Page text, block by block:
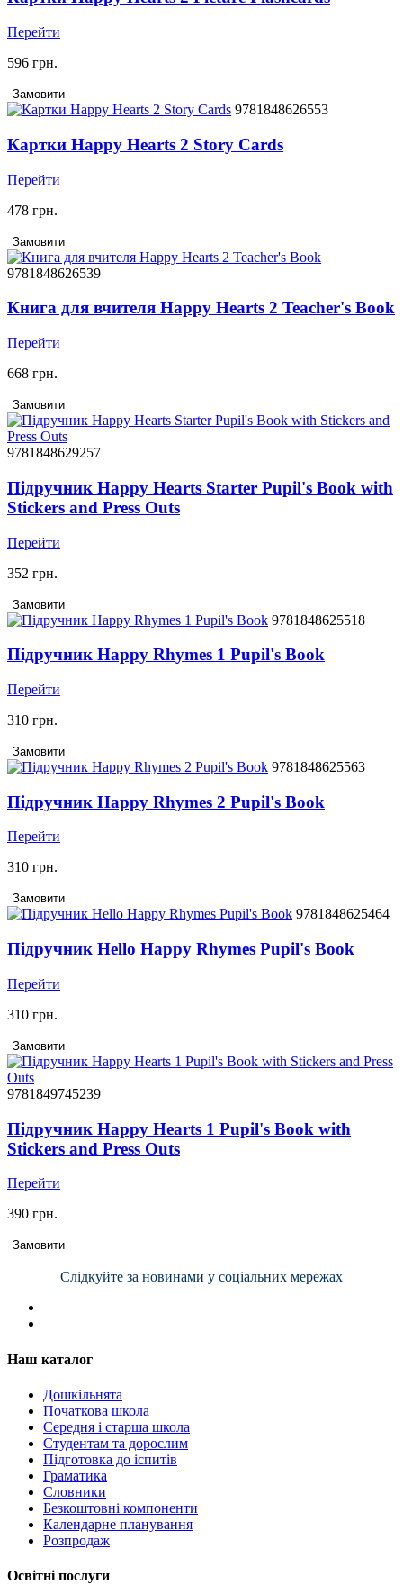
Перейти
596 грн.
Замовити
9781848626553
Картки Happy Hearts 2 Story Cards
Перейти
478 грн.
Замовити
9781848626539
Книга для вчителя Happy Hearts 2 Teacher's Book
Перейти
668 грн.
Замовити
9781848629257
Підручник Happy Hearts Starter Pupil's Book with
Stickers and Press Outs
Перейти
352 грн.
Замовити
9781848625518
Підручник Happy Rhymes 1 Pupil's Book
Перейти
310 грн.
Замовити
9781848625563
Підручник Happy Rhymes 2 Pupil's Book
Перейти
310 грн.
Замовити
9781848625464
Підручник Hello Happy Rhymes Pupil's Book
Перейти
310 грн.
Замовити
9781849745239
Підручник Happy Hearts 1 Pupil's Book with
Stickers and Press Outs
Перейти
390 грн.
Замовити
Слідкуйте за новинами у соціальних мережах
Наш каталог
Дошкільнята
Початкова школа
Середня і старша школа
Студентам та дорослим
Підготовка до іспитів
Граматика
Словники
Безкоштовні компоненти
Календарне планування
Розпродаж
Освітні послуги